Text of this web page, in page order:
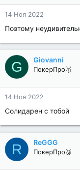
14 Ноя 2022
Поэтому
G Giovanni
ПокерПро🥇
14 Ноя 2022
Солидарен с тобой
R ReGGG
ПокерПро🥈